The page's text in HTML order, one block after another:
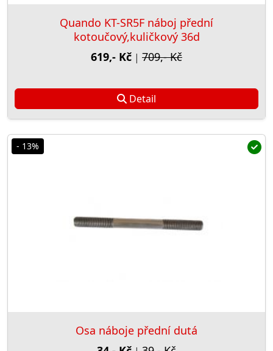
Quando KT-SR5F náboj přední
kotoučový,kuličkový 36d
619,- Kč | 709,- Kč
Detail
- 13%
Osa náboje přední dutá